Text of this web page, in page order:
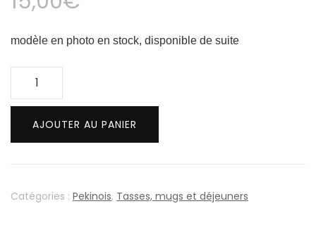
modèle en photo en stock, disponible de suite
quantité
Pekinois
mug/grande
tasse
expresso
AJOUTER AU PANIER
Catégories : Pekinois, Tasses, mugs et déjeuners